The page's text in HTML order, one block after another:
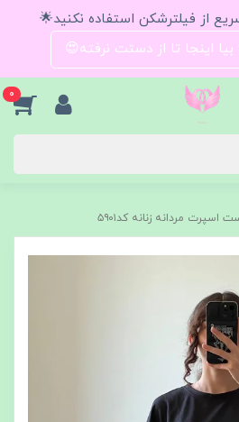
از فیلترشکن استفاده نکنید🌟
اینجا تا از دستت نرفته😍
0
اسپرت مردانه زنانه کد۵۹۰۱